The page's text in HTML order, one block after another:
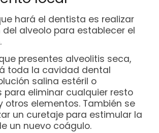
hará el dentista es realizar
del alveolo para establecer el
presentes alveolitis seca,
toda la cavidad dental
salina estéril o
para eliminar cualquier resto
otros elementos. También se
un curetaje para estimular la
un nuevo coágulo.